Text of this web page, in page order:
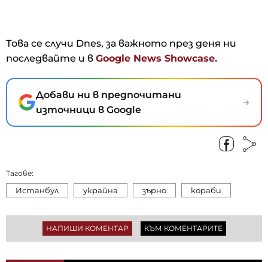
Това се случи Dnes, за важното през деня ни
последвайте и в Google News Showcase.
Добави ни в предпочитани
източници в Google
→
Тагове:
Истанбул украйна зърно кораби
НАПИШИ КОМЕНТАР КЪМ КОМЕНТАРИТЕ